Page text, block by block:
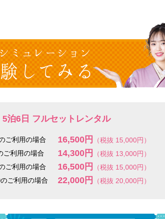
5泊6日 フルセットレンタル
ご利用の場合 16,500円
（税抜 15,000円）
ご利用の場合
14,300円
（税抜 13,000円）
ご利用の場合
16,500円
（税抜 15,000円）
ご利用の場合
22,000円 （税抜 20,000円）